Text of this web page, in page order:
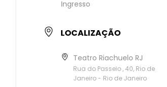
Ingresso
LOCALIZAÇÃO
Teatro Riachuelo RJ
Rua do Passeio , 40, Rio de
Janeiro - Rio de Janeiro